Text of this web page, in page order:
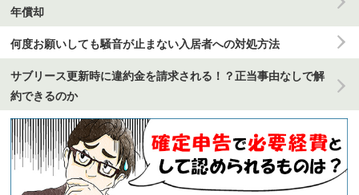
年償却
何度お願いしても騒音が止まない入居者への対処方法
サブリース更新時に違約金を請求される！？正当事由なしで解
約できるのか